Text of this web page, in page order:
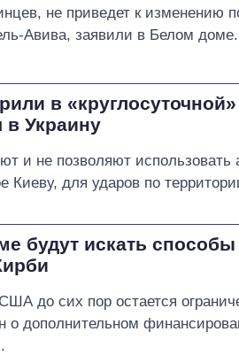
не приведет к изменению
Авива, заявили в Белом доме.
в «круглосуточной»
в Украину
и не позволяют использовать
Киеву, для ударов по
будут искать
до сих пор остается
о дополнительном